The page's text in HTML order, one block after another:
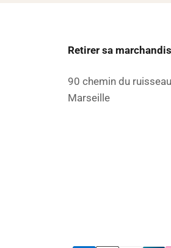
Retirer sa
90 chemin du
Marseille